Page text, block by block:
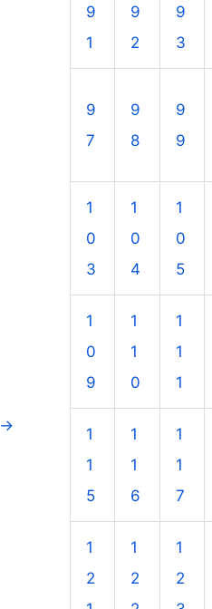
→
9
1
9
2
9
3
9
7
9
8
9
9
1
0
3
1
0
4
1
0
5
1
0
9
1
1
0
1
1
1
1
1
5
1
1
6
1
1
7
1
2
1
2
1
2